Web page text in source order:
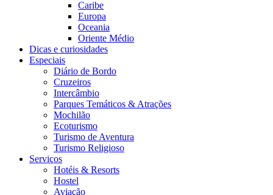
Caribe
Europa
Oceania
Oriente Médio
Dicas e curiosidades
Especiais
Diário de Bordo
Cruzeiros
Intercâmbio
Parques Temáticos & Atrações
Mochilão
Ecoturismo
Turismo de Aventura
Turismo Religioso
Serviços
Hotéis & Resorts
Hostel
Aviação